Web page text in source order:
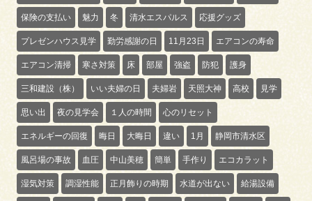
保険の支払い 魅力 冬 清水エスパルス 応援グッズ
プレゼンハウス見学 勤労感謝の日 11月23日 エアコンの寿命
エアコン清掃 寒さ対策 床 部屋 強盗 防犯 護身
三和建設（株） いい夫婦の日 夫婦岩 天照大神 高校 見学
思い出 夜の見学会 １人の時間 心のリセット
エネルギーの回復 晦日 大晦日 違い 1月 静岡市清水区
風呂場の事故 血圧 中山美穂 簡単 手作り エコカラット
湿気対策 調湿性能 正月飾りの時期 水道が出ない 給湯設備